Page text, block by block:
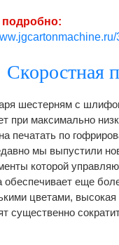
подробно:
Скоростная
шестерням с
при максимально
печатать по
мы выпустили
которой
еще
цветами,
существенно